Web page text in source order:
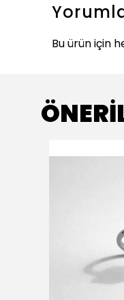
Bu ürün için